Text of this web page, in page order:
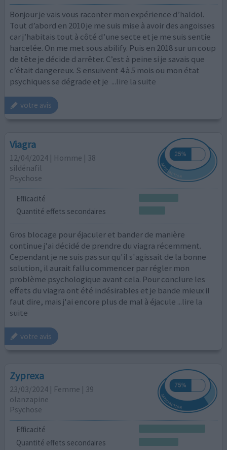
Bonjour je vais vous raconter mon expérience d’haldol.
Tout d’abord en 2010 je me suis mise à avoir des angoisses
car j’habitais tout à côté d’une secte et je me suis sentie
harcelée. On me met sous abilify. Puis en 2018 sur un coup
de tête je décide d arrêter. C’est à peine si je savais que
c’était dangereux. S ensuivent 4 à 5 mois ou mon état
psychiques se dégrade et je ...lire la suite
votre avis
Viagra
12/04/2024 | Homme | 38
sildénafil
Psychose
Efficacité
Quantité effets secondaires
Gros blocage pour éjaculer et bander de manière
continue j'ai décidé de prendre du viagra récemment.
Cependant je ne suis pas sur qu'il s'agissait de la bonne
solution, il aurait fallu commencer par régler mon
problème psychologique avant cela. Pour conclure les
effets du viagra ont été indésirables et je bande mieux il
faut dire, mais j'ai encore plus de mal à éjacule ...lire la
suite
votre avis
Zyprexa
23/03/2024 | Femme | 39
olanzapine
Psychose
Efficacité
Quantité effets secondaires